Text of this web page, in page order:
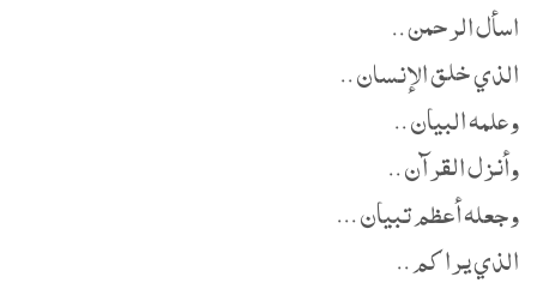
اسأل الرحمن ..
الذي خلق الإنسان ..
وعلمه البيان ..
وأنزل القرآن ..
وجعله أعظم تبيان ...
الذي يراكم ..